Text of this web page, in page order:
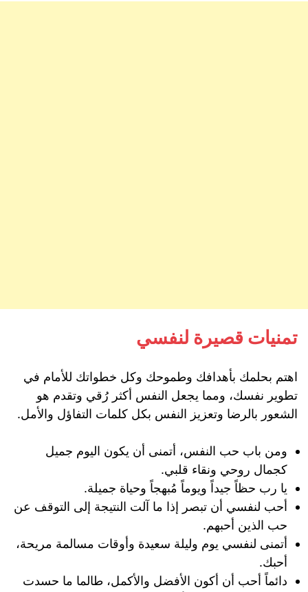
تمنيات قصيرة لنفسي
اهتم بحلمك بأهدافك وطموحك وكل خطواتك للأمام في
تطوير نفسك، ومما يجعل النفس أكثر رُقي وتقدم هو
الشعور بالرضا وتعزيز النفس بكل كلمات التفاؤل والأمل.
ومن باب حب النفس، أتمنى أن يكون اليوم جميل
كجمال روحي ونقاء قلبي.
يا رب حظاً جيداً ويوماً مُبهجاً وحياة جميلة.
أحب لنفسي أن تبصر إذا ما آلت النتيجة إلى التوقف عن
حب الذين أحبهم.
أتمنى لنفسي يوم وليلة سعيدة وأوقات مسالمة مريحة،
أحبك.
دائماً أحب أن أكون الأفضل والأكمل، طالما ما حسدت